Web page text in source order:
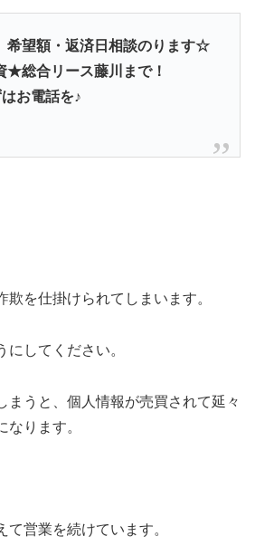
希望額・返済日相談のります☆
★総合リース藤川まで！
お電話を♪
欺を仕掛けられてしまいます。
してください。
まうと、個人情報が売買されて延々
なります。
営業を続けています。